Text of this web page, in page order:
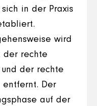
in der Praxis
wird
der rechte
der rechte
entfernt. Der
auf der